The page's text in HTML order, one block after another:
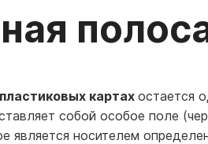
картах остается
собой особое поле
является носителем